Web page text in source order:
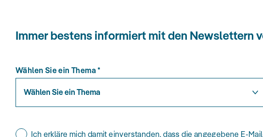
Immer bestens informiert mit den Newslettern
Wählen Sie ein Thema *
Wählen Sie ein Thema
Ich erkläre mich damit einverstanden, dass die angegebene E-